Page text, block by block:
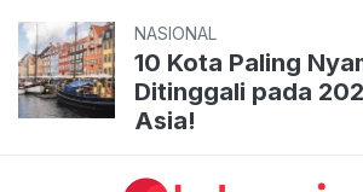
NASIONAL
10 Kota Paling
Ditinggali pada
Asia!